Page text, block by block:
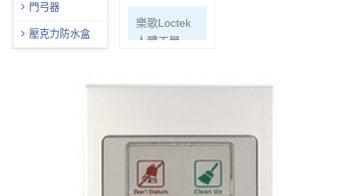
門弓器
壓克力防水盒
機
樂歌Loctek
人體工學